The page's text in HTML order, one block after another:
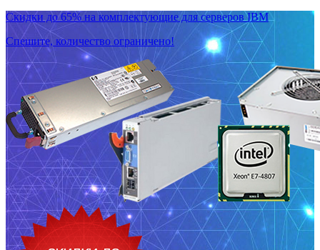
Скидки до 65% на комплектующие для серверов IBM
Спешите, количество ограничено!